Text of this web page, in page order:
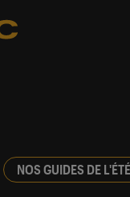
NOS GUIDES DE L'ÉTÉ